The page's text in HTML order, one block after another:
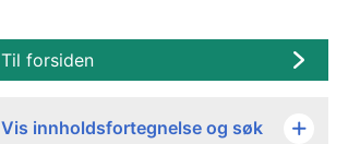
Til forsiden
Vis innholdsfortegnelse og søk